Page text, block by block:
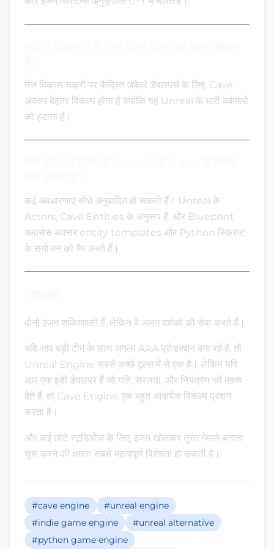
तेज विकास चक्रों पर केंद्रित अकेले डेवलपर्स के लिए, Cave
अक्सर बेहतर विकल्प होता है क्योंकि यह Unreal के भारी वर्कफ़्लो
को हटाता है।
कई अवधारणाएं सीधे अनुवादित हो सकती हैं। Unreal के
Actors, Cave Entities के अनुरूप हैं, और Blueprint
क्लासेस अक्सर entity templates और Python स्क्रिप्ट
के संयोजन को मैप करते हैं।
दोनों इंजन शक्तिशाली हैं, लेकिन वे अलग दर्शकों की सेवा करते हैं।
यदि आप बड़ी टीम के साथ अगला AAA प्रोडक्शन बना रहे हैं, तो
Unreal Engine सबसे अच्छे टूल्स में से एक है। लेकिन यदि
आप एक इंडी डेवलपर हैं जो गति, सरलता, और नियंत्रण को महत्व
देते हैं, तो Cave Engine एक बहुत आकर्षक विकल्प प्रदान
करता है।
और कई छोटे स्टूडियोज़ के लिए, इंजन खोलकर तुरंत गेमप्ले बनाना
शुरू करने की क्षमता सबसे महत्वपूर्ण विशेषता हो सकती है।
#cave engine
#unreal engine
#indie game engine
#unreal alternative
#python game engine